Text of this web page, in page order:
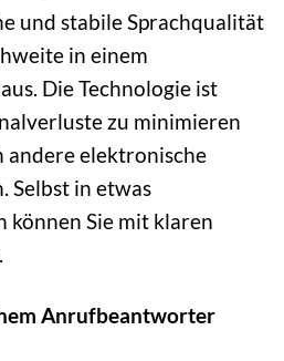
und stabile Sprachqualität
in einem
Die Technologie ist
zu minimieren
andere elektronische
Selbst in etwas
können Sie mit klaren
Anrufbeantworter